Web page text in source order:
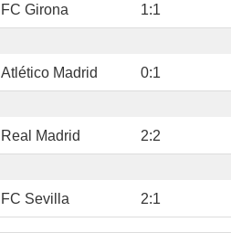
FC Girona 1:1
Atlético Madrid 0:1
Real Madrid 2:2
FC Sevilla 2:1